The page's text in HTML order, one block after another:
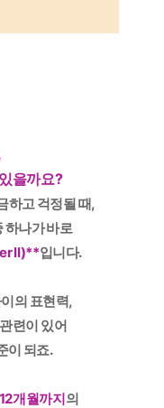
을까요?
하고 걱정될 때,
하나가 바로
II)**입니다.
의 표현력,
련이 있어
이 되죠.
개월까지의